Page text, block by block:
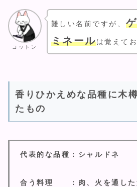
コットン
難しい名前ですが、
ミネールは覚えて
香りひかえめな品種に木
たもの
代表的な品種：シャルドネ
合う料理 ：肉、火を通した